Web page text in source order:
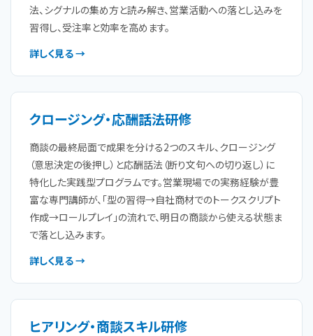
法、シグナルの集め方と読み解き、営業活動への落とし込みを
習得し、受注率と効率を高めます。
詳しく見る →
クロージング・応酬話法研修
商談の最終局面で成果を分ける2つのスキル、クロージング
（意思決定の後押し）と応酬話法（断り文句への切り返し）に
特化した実践型プログラムです。営業現場での実務経験が豊
富な専門講師が、「型の習得→自社商材でのトークスクリプト
作成→ロールプレイ」の流れで、明日の商談から使える状態ま
で落とし込みます。
詳しく見る →
ヒアリング・商談スキル研修